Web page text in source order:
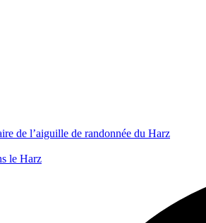
de l’aiguille de randonnée du Harz
le Harz